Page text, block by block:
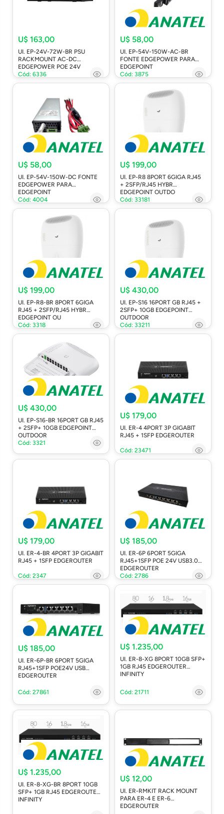
U$ 163,00
UI. EP-24V-72W-BR PSU
RACKMOUNT AC-DC
EDGEPOWER POE 24V
Cód: 6336
U$ 58,00
UI. EP-54V-150W-AC-BR
FONTE EDGEPOWER PARA
EDGEPOINT
Cód: 3875
U$ 58,00
UI. EP-54V-150W-DC FONTE
EDGEPOWER PARA
EDGEPOINT
Cód: 4004
U$ 199,00
UI. EP-R8 8PORT 6GIGA RJ45
+ 2SFP/RJ45 HYBR
EDGEPOINT OUTDO
Cód: 33181
U$ 199,00
UI. EP-R8-BR 8PORT 6GIGA
RJ45 + 2SFP/RJ45 HYBR
EDGEPOINT OU
Cód: 3318
U$ 430,00
UI. EP-S16 16PORT GB RJ45 +
2SFP+ 10GB EDGEPOINT
OUTDOOR
Cód: 33211
U$ 430,00
UI. EP-S16-BR 16PORT GB RJ45
+ 2SFP+ 10GB EDGEPOINT
OUTDOOR
Cód: 3321
U$ 179,00
UI. ER-4 4PORT 3P GIGABIT
RJ45 + 1SFP EDGEROUTER
Cód: 23471
U$ 179,00
UI. ER-4-BR 4PORT 3P GIGABIT
RJ45 + 1SFP EDGEROUTER
Cód: 2347
U$ 185,00
UI. ER-6P 6PORT 5GIGA
RJ45+1SFP POE 24V USB3.0
EDGEROUTER
Cód: 2786
U$ 185,00
UI. ER-6P-BR 6PORT 5GIGA
RJ45+1SFP POE24V USB
EDGEROUTER
Cód: 27861
U$ 1.235,00
UI. ER-8-XG 8PORT 10GB SFP+
1GB RJ45 EDGEROUTER
INFINITY
Cód: 21711
U$ 1.235,00
UI. ER-8-XG-BR 8PORT 10GB
SFP+ 1GB RJ45 EDGEROUTER
INFINITY
U$ 12,00
UI. ER-RMKIT RACK MOUNT
PARA ER-4 E ER-6
EDGEROUTER